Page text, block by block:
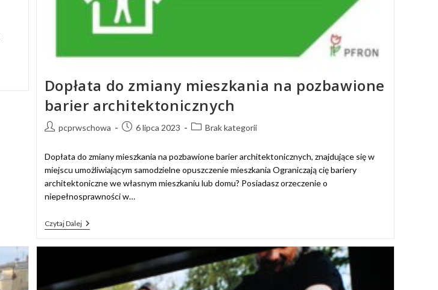
Dopłata do zmiany mieszkania na pozbawione
barier architektonicznych
pcprwschowa 6 lipca 2023 Brak kategorii
Dopłata do zmiany mieszkania na pozbawione barier architektonicznych, znajdujące się w
miejscu umożliwiającym samodzielne opuszczenie mieszkania Ograniczają cię bariery
architektoniczne we własnym mieszkaniu lub domu? Posiadasz orzeczenie o
niepełnosprawności w…
Czytaj Dalej